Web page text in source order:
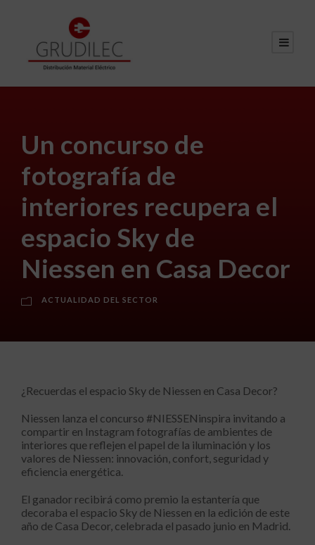
Un concurso de
fotografía de
interiores recupera el
espacio Sky de
Niessen en Casa Decor
ACTUALIDAD DEL SECTOR
¿Recuerdas el espacio Sky de Niessen en Casa Decor?
Niessen lanza el concurso #NIESSENinspira invitando a
compartir en Instagram fotografías de ambientes de
interiores que reflejen el papel de la iluminación y los
valores de Niessen: innovación, confort, seguridad y
eficiencia energética.
El ganador recibirá como premio la estantería que
decoraba el espacio Sky de Niessen en la edición de este
año de Casa Decor, celebrada el pasado junio en Madrid.